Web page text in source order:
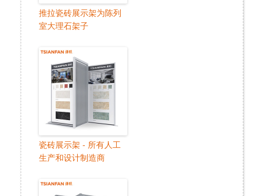
推拉瓷砖展示架为陈列
室大理石架子
瓷砖展示架 - 所有人工
生产和设计制造商